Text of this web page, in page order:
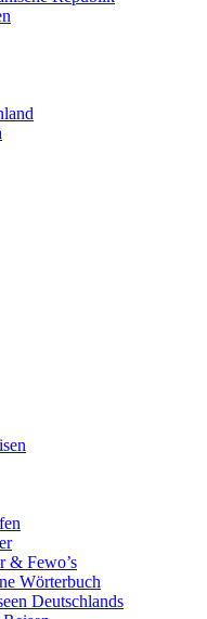
& Fewo’s
Wörterbuch
Deutschlands